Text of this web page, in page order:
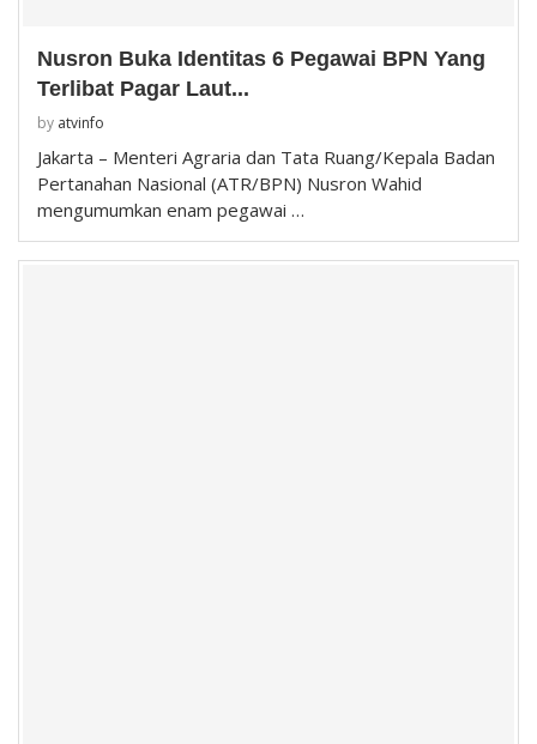
Nusron Buka Identitas 6 Pegawai BPN Yang
Terlibat Pagar Laut...
by atvinfo
Jakarta – Menteri Agraria dan Tata Ruang/Kepala Badan
Pertanahan Nasional (ATR/BPN) Nusron Wahid
mengumumkan enam pegawai …